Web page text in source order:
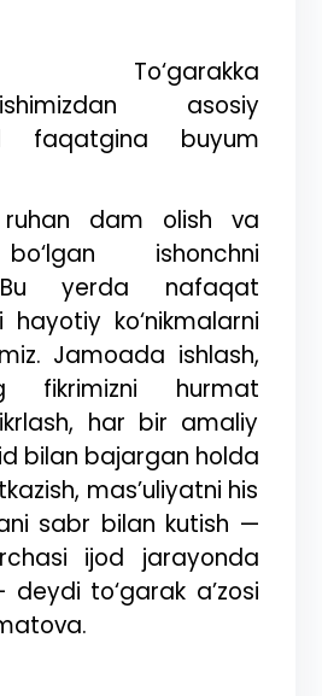
To‘garakka
asosiy
faqatgina buyum
dam olish va
ishonchni
yerda nafaqat
hayotiy ko‘nikmalarni
Jamoada ishlash,
fikrimizni hurmat
har bir amaliy
bilan bajargan holda
mas’uliyatni his
sabr bilan kutish —
ijod jarayonda
deydi to‘garak a’zosi